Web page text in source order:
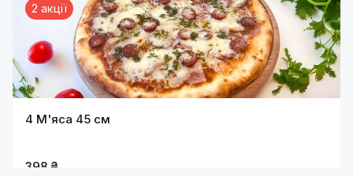
2 акції
4 М'яса 45 см
398 ₴